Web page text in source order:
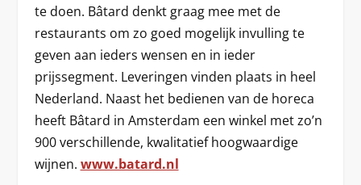
te doen. Bâtard denkt graag mee met de
restaurants om zo goed mogelijk invulling te
geven aan ieders wensen en in ieder
prijssegment. Leveringen vinden plaats in heel
Nederland. Naast het bedienen van de horeca
heeft Bâtard in Amsterdam een winkel met zo’n
900 verschillende, kwalitatief hoogwaardige
wijnen. www.batard.nl